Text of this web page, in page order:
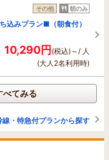
その他 朝のみ
込みプラン■（朝食付）
10,290円(税込)～/ 人
(大人2名利用時)
べてみる
・特急付プランから探す